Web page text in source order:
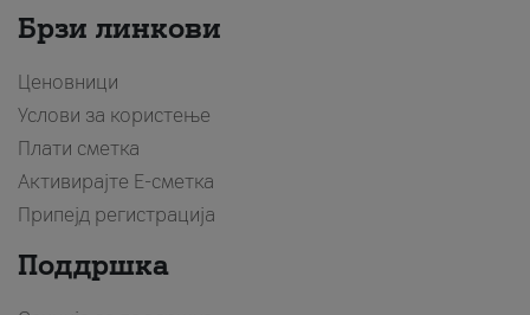
Брзи линкови
Ценовници
Услови за користење
Плати сметка
Активирајте Е-сметка
Припејд регистрација
Поддршка